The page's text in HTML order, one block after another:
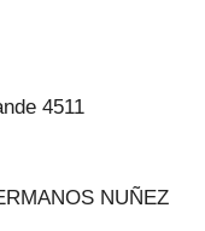
4511
NUÑEZ